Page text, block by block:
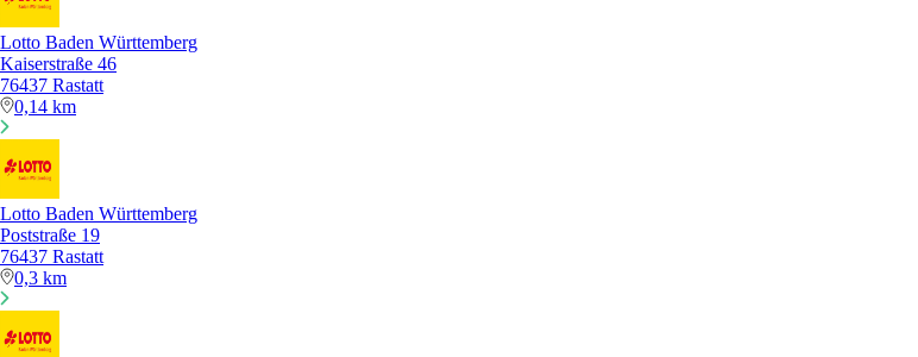
Lotto Baden Württemberg
Kaiserstraße 46
76437 Rastatt
0,14 km
Lotto Baden Württemberg
Poststraße 19
76437 Rastatt
0,3 km